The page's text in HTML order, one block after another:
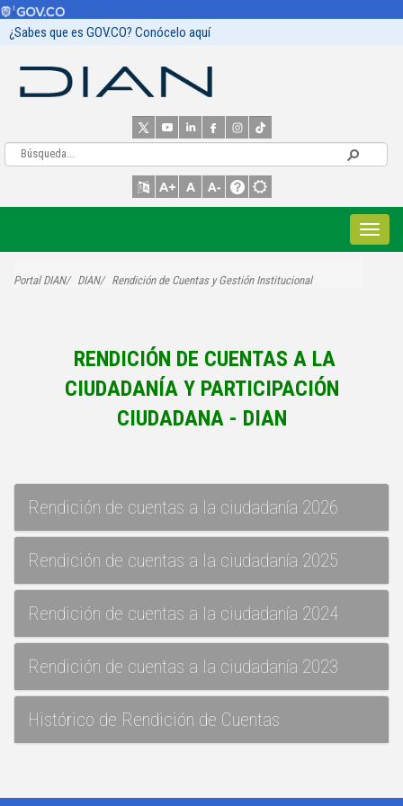
¿Sabes que es GOV.CO? Conócelo aquí
Portal DIAN DIAN Rendición de Cuentas y Gestión Institucional
RENDICIÓN DE CUENTAS A LA
CIUDADANÍA Y PARTICIPACIÓN
CIUDADANA - DIAN
Rendición de cuentas a la ciudadanía 2026
Rendición de cuentas a la ciudadanía 2025
Rendición de cuentas a la ciudadanía 2024
Rendición de cuentas a la ciudadanía 2023
Histórico de Rendición de Cuentas